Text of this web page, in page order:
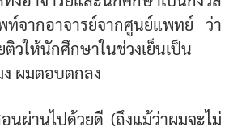
ท์จากอาจารย์จากศูนย์แพทย์ ว่า
วให้นักศึกษาในช่วงเย็นเป็น
ง ผมตอบตกลง
อนผ่านไปด้วยดี (ถึงแม้ว่าผมจะไม่